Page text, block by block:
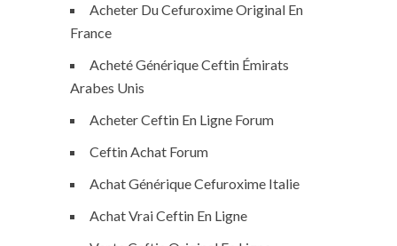
Acheter Du Cefuroxime Original En
France
Acheté Générique Ceftin Émirats
Arabes Unis
Acheter Ceftin En Ligne Forum
Ceftin Achat Forum
Achat Générique Cefuroxime Italie
Achat Vrai Ceftin En Ligne